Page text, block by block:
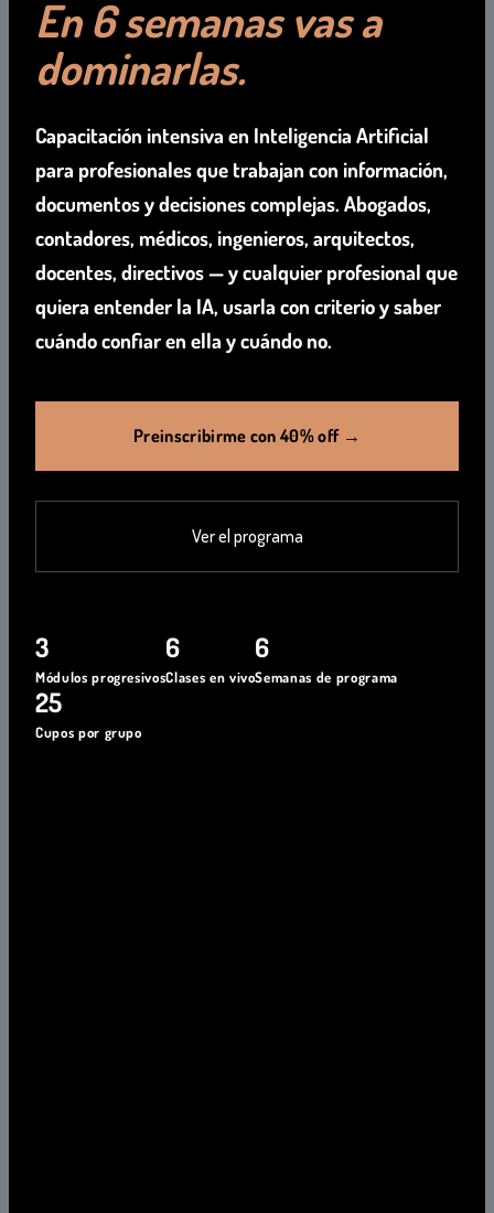
En 6 semanas vas a
dominarlas.
Capacitación intensiva en Inteligencia Artificial
para profesionales que trabajan con información,
documentos y decisiones complejas. Abogados,
contadores, médicos, ingenieros, arquitectos,
docentes, directivos — y cualquier profesional que
quiera entender la IA, usarla con criterio y saber
cuándo confiar en ella y cuándo no.
Preinscribirme con 40% off →
Ver el programa
3
Módulos progresivos
6
Clases en vivo
6
Semanas de programa
25
Cupos por grupo